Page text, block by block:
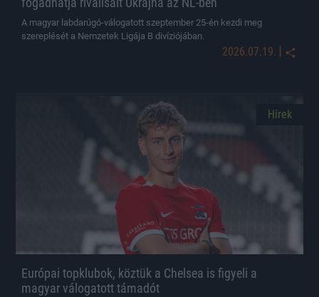
A magyar labdarúgó-válogatott szeptember 25-én kezdi meg
szereplését a Nemzetek Ligája B divíziójában.
2026.07.19. |
Hírek
Európai topklubok, köztük a Chelsea is figyeli a
magyar válogatott támadót